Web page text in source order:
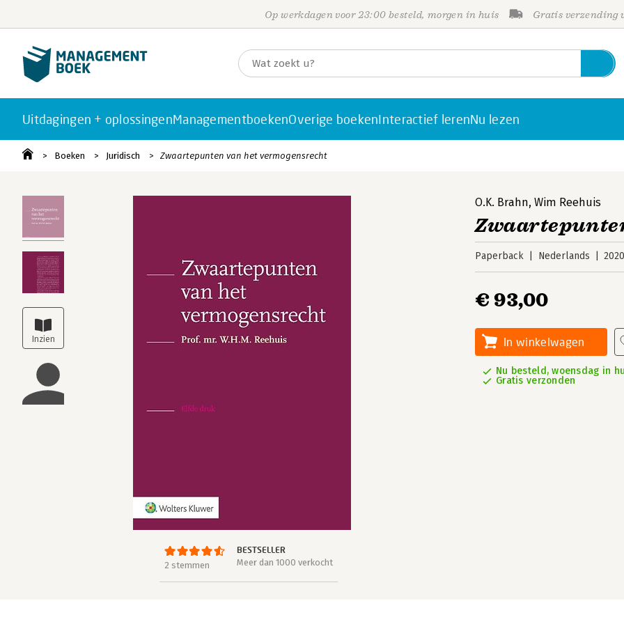
Op werkdagen voor 23:00 besteld, morgen in huis Gratis verzending
Uitdagingen + oplossingenManagementboekenOverige boekenInteractief lerenNu lezen
Boeken Juridisch Zwaartepunten van het vermogensrecht
2 stemmen
BESTSELLER
Meer dan 1000 verkocht
O.K. Brahn, Wim Reehuis
Paperback Nederlands
€ 93,00
In winkelwagen
Nu besteld, woensdag in
Gratis verzonden